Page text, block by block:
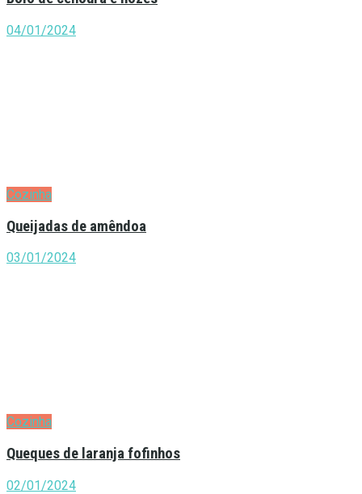
04/01/2024
Cozinha
Queijadas de amêndoa
03/01/2024
Cozinha
Queques de laranja fofinhos
02/01/2024